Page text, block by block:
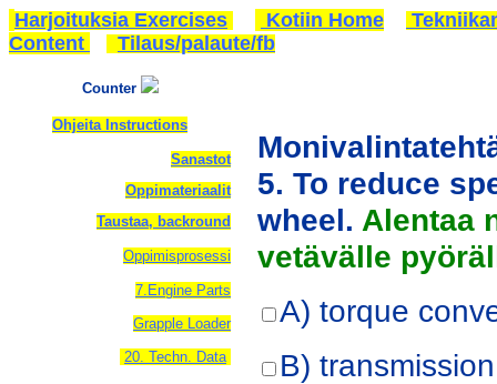
Harjoituksia Exercises Kotiin Home
Content
Tilaus/palaute/fb
Counter
Ohjeita Instructions
Sanastot
Oppimateriaalit
Taustaa, backround
Oppimisprosessi
7.Engine Parts
Grapple Loader
20. Techn. Data
5. To reduce
wheel. Alentaa
vetävälle
A) torque
B) transmission